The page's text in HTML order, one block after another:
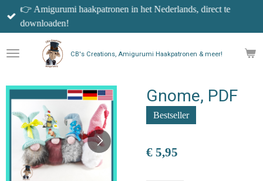
Ga
direct
de
hoofdinhoud
CB's Creations, Amigurumi Haakpatronen & meer!
👉 Amigurumi haakpatronen in het Nederlands, direct te
downloaden!
Gnome, PDF
Bestseller
€ 5,95